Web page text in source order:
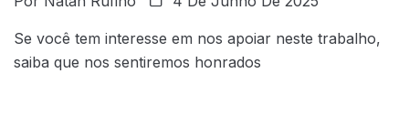
Se você tem interesse em nos apoiar neste trabalho,
saiba que nos sentiremos honrados